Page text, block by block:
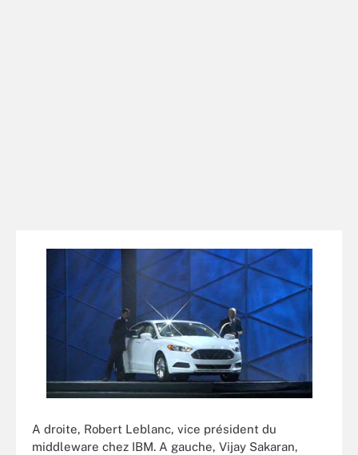
A droite, Robert Leblanc, vice président du
middleware chez IBM. A gauche, Vijay Sakaran,